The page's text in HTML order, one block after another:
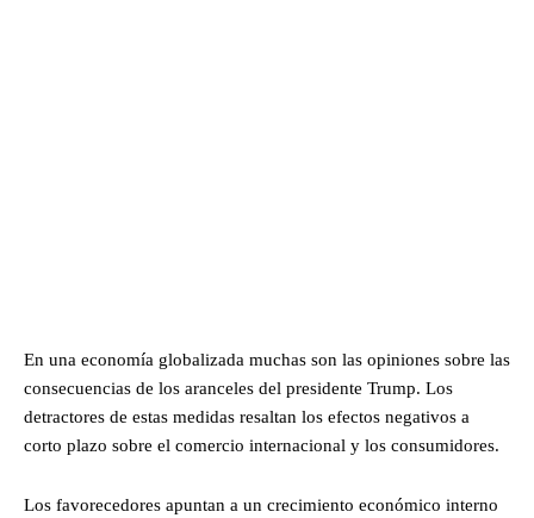
En una economía globalizada muchas son las opiniones sobre las
consecuencias de los aranceles del presidente Trump. Los
detractores de estas medidas resaltan los efectos negativos a
corto plazo sobre el comercio internacional y los consumidores.
Los favorecedores apuntan a un crecimiento económico interno